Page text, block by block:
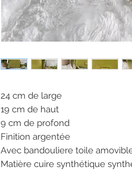
24 cm de large
19 cm de haut
9 cm de profond
Finition argentée
Avec bandouliere toile
Matière cuire synthétique